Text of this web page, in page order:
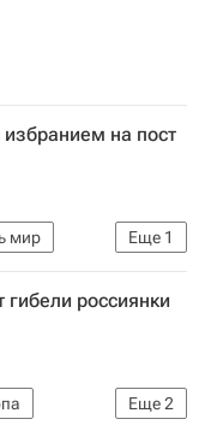
на пост
Еще 1
мир
россиянки
Еще2